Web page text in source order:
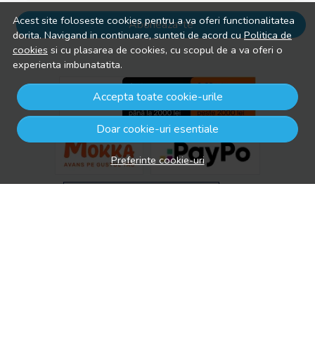
Acest site foloseste cookies pentru a va oferi functionalitatea
dorita. Navigand in continuare, sunteti de acord cuPolitica de
cookies si cu plasarea de cookies, cu scopul de a va oferi o
experienta imbunatatita.
Accepta toate cookie-urile
Doar cookie-uri esentiale
Preferinte cookie-uri
Aboneaza-te